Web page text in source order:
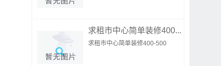
求租市中心简单装修400...
求租市中心简单装修400-500